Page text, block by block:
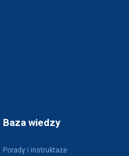
Baza wiedzy
Porady i instruktaże